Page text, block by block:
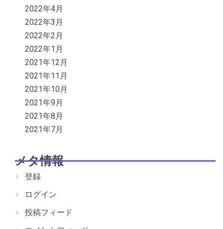
2022年4月
2022年3月
2022年2月
2022年1月
2021年12月
2021年11月
2021年10月
2021年9月
2021年8月
2021年7月
メタ情報
登録
ログイン
投稿フィード